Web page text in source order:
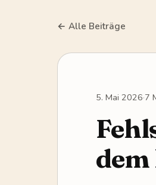
← Alle Beiträge
5. Mai 2026·7